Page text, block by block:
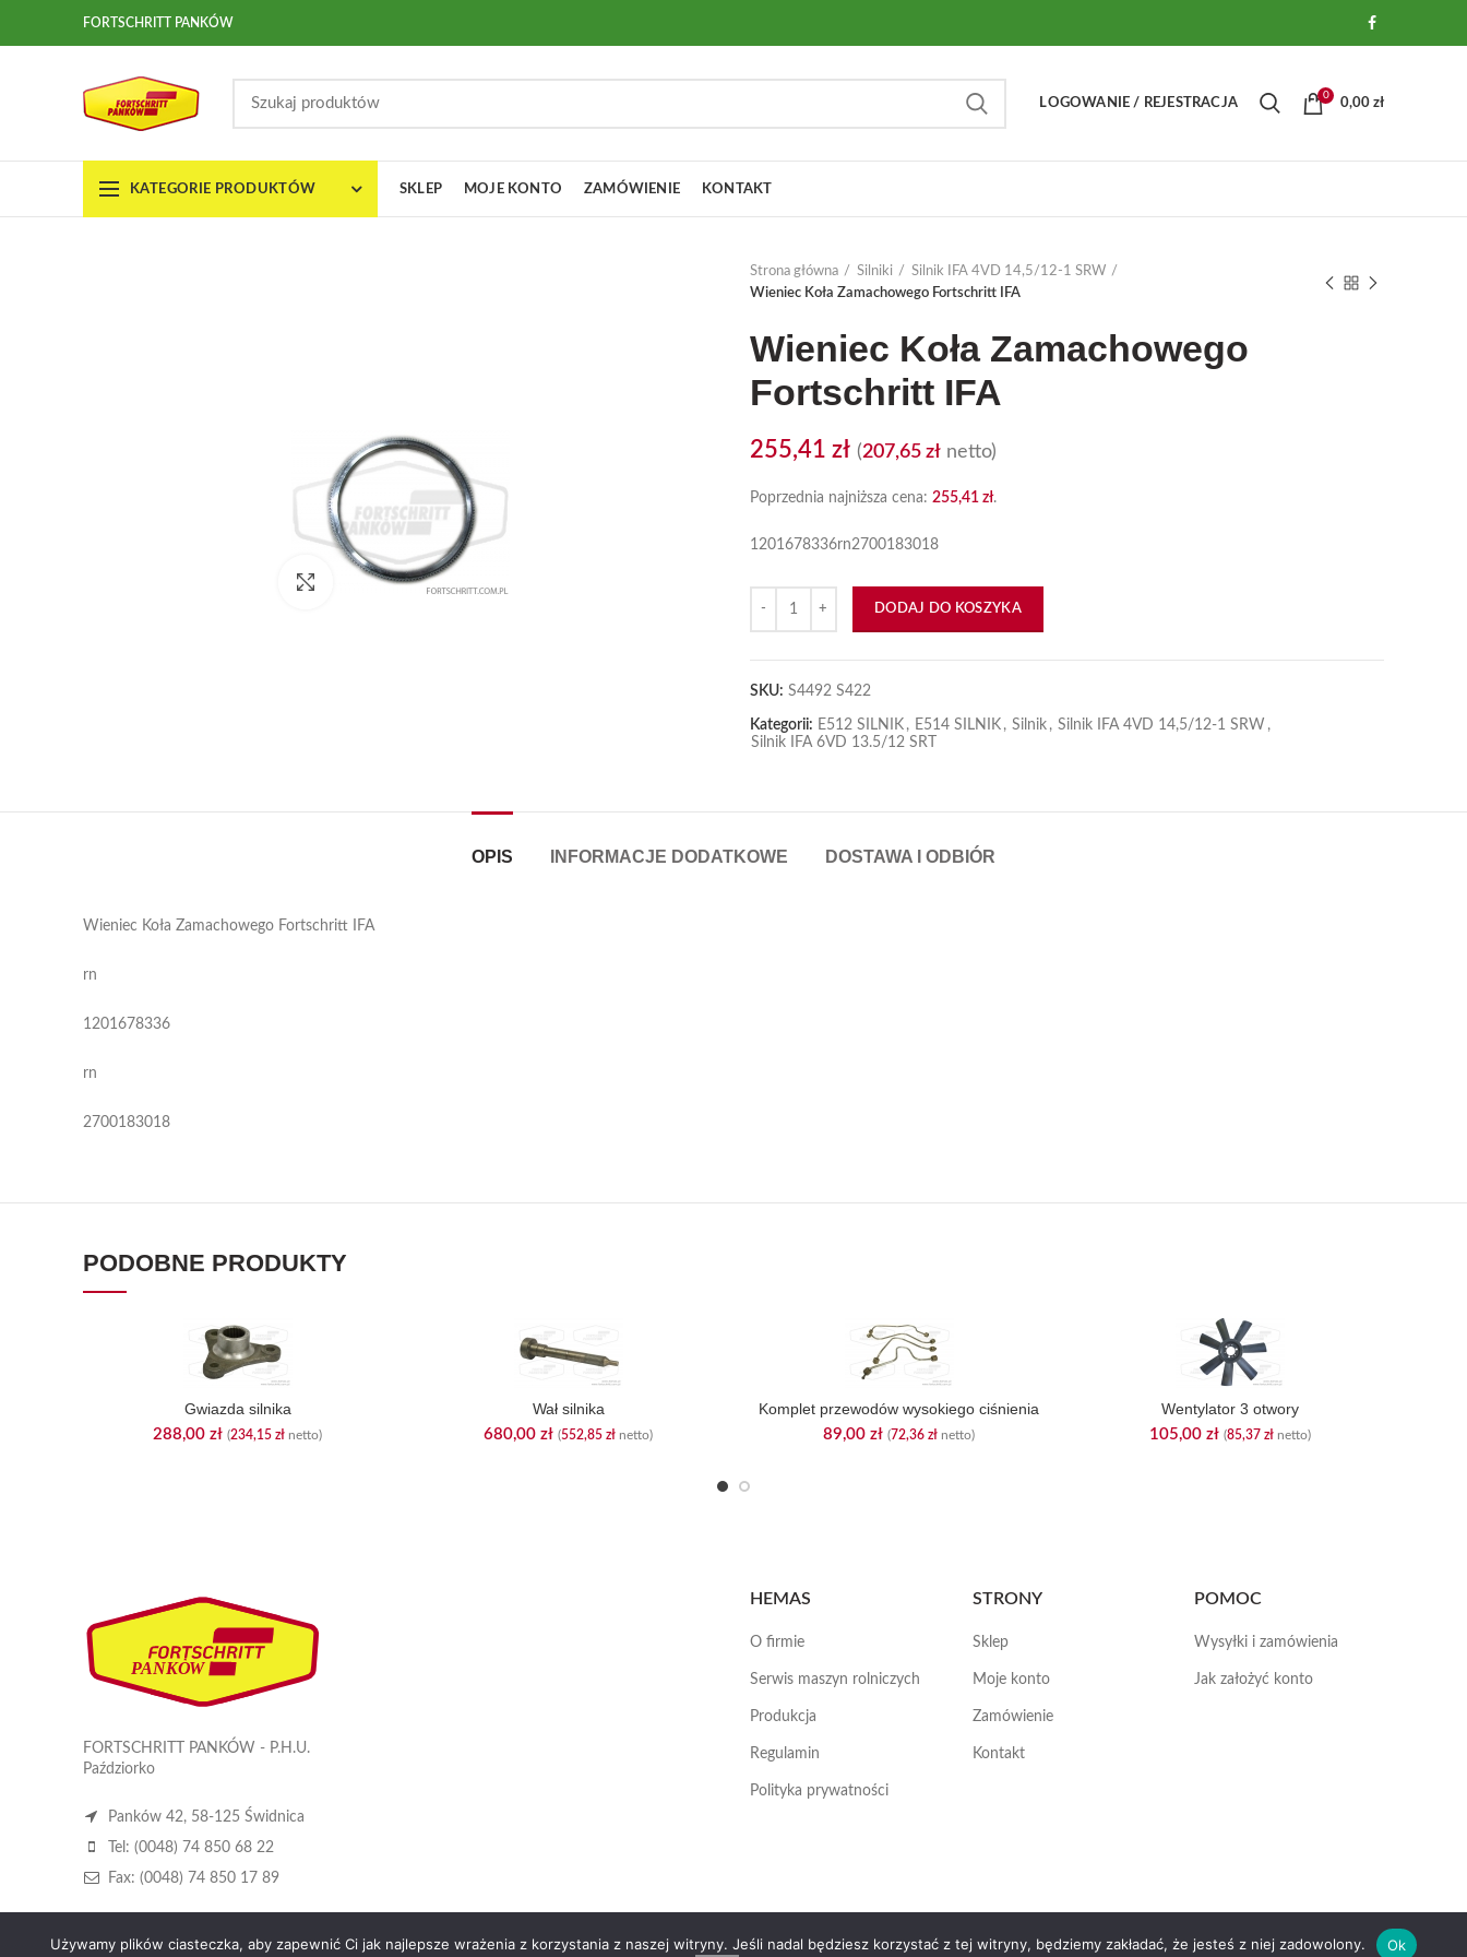
FORTSCHRITT PANKÓW
LOGOWANIE / REJESTRACJA
0
0,00 zł
KATEGORIE PRODUKTÓW SKLEP MOJE KONTO ZAMÓWIENIE KONTAKT
Kliknij, aby powiększyć
Strona główna Silniki
Silnik IFA 4VD 14,5/12-1 SRW
Wieniec Koła Zamachowego Fortschritt IFA
Wieniec Koła Zamachowego
Fortschritt IFA
255,41 zł (207,65 zł netto)
Poprzednia najniższa cena: 255,41 zł.
1201678336rn2700183018
DODAJ DO KOSZYKA
SKU: S4492 S422
Kategorii: E512 SILNIK , E514 SILNIK , Silnik , Silnik IFA 4VD 14,5/12-1 SRW ,
Silnik IFA 6VD 13.5/12 SRT
OPIS INFORMACJE DODATKOWE DOSTAWA I ODBIÓR
Wieniec Koła Zamachowego Fortschritt IFA
rn
1201678336
rn
2700183018
PODOBNE PRODUKTY
Gwiazda silnika
288,00 zł (234,15 zł netto)
Wał silnika
680,00 zł (552,85 zł netto)
Komplet przewodów wysokiego ciśnienia
89,00 zł (72,36 zł netto)
Wentylator 3 otwory
105,00 zł (85,37 złnetto)
FORTSCHRITT PANKÓW - P.H.U.
Paździorko
Panków 42, 58-125 Świdnica
Tel: (0048) 74 850 68 22
Fax: (0048) 74 850 17 89
HEMAS
O firmie
Serwis maszyn rolniczych
Produkcja
Regulamin
Polityka prywatności
STRONY
Sklep
Moje konto
Zamówienie
Kontakt
POMOC
Wysyłki i zamówienia
Jak założyć konto
Używamy plików ciasteczka, aby zapewnić Ci jak najlepsze wrażenia z korzystania z naszej witryny. Jeśli nadal będziesz korzystać z tej witryny, będziemy zakładać, że jesteś z niej zadowolony. Ok